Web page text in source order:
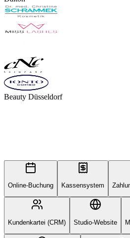
Beauty Düsseldorf
Online-Buchung Kassensystem
Kundenkartei (CRM) Studio-Website